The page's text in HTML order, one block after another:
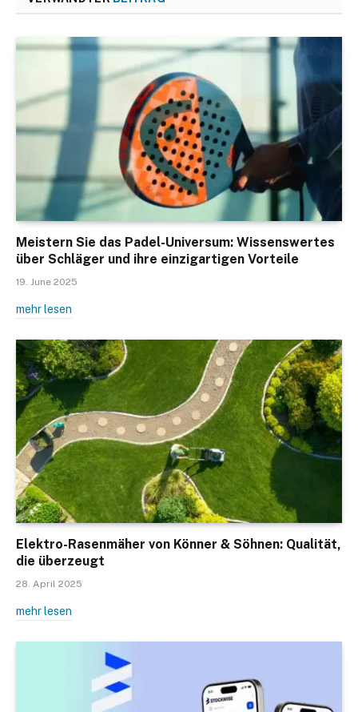
Meistern Sie das Padel-Universum: Wissenswertes
über Schläger und ihre einzigartigen Vorteile
19. June 2025
mehr lesen
Elektro-Rasenmäher von Könner & Söhnen: Qualität,
die überzeugt
28. April 2025
mehr lesen